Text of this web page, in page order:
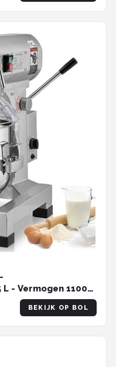
- Vermogen 1100
- 3
BEKIJK OP BOL